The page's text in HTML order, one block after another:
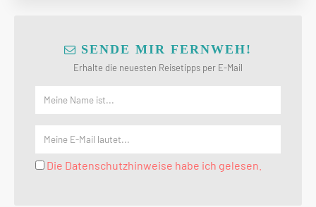
SENDE MIR FERNWEH!
Erhalte die neuesten Reisetipps per E-Mail
Die Datenschutzhinweise habe ich gelesen.